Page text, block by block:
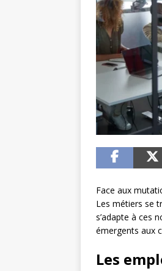
Face aux
Les métiers se
s’adapte à ces
émergents aux
Les